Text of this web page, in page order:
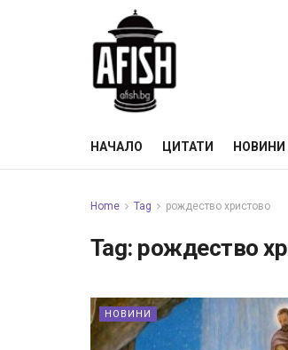
НАЧАЛО ЦИТАТИ НОВИНИ
Home Tag рождество христово
Tag: рождество
НОВИНИ